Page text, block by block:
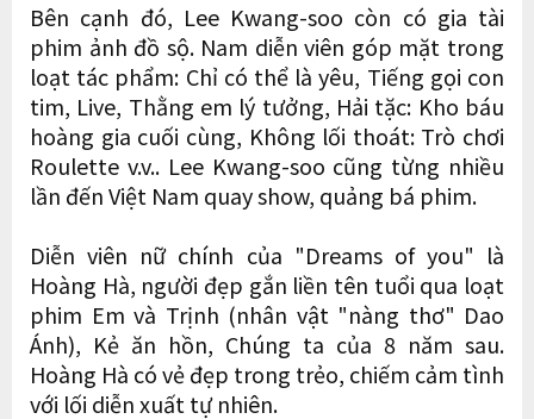
Bên cạnh đó, Lee Kwang-soo còn có gia tài
phim ảnh đồ sộ. Nam diễn viên góp mặt trong
loạt tác phẩm: Chỉ có thể là yêu, Tiếng gọi con
tim, Live, Thằng em lý tưởng, Hải tặc: Kho báu
hoàng gia cuối cùng, Không lối thoát: Trò chơi
Roulette v.v.. Lee Kwang-soo cũng từng nhiều
lần đến Việt Nam quay show, quảng bá phim.
Diễn viên nữ chính của "Dreams of you" là
Hoàng Hà, người đẹp gắn liền tên tuổi qua loạt
phim Em và Trịnh (nhân vật "nàng thơ" Dao
Ánh), Kẻ ăn hồn, Chúng ta của 8 năm sau.
Hoàng Hà có vẻ đẹp trong trẻo, chiếm cảm tình
với lối diễn xuất tự nhiên.